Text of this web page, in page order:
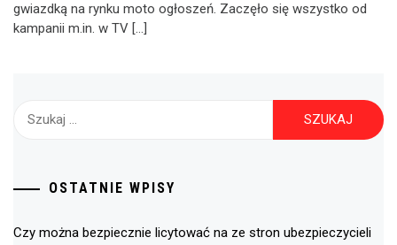
gwiazdką na rynku moto ogłoszeń. Zaczęło się wszystko od
kampanii m.in. w TV […]
Szukaj:
OSTATNIE WPISY
Czy można bezpiecznie licytować na ze stron ubezpieczycieli